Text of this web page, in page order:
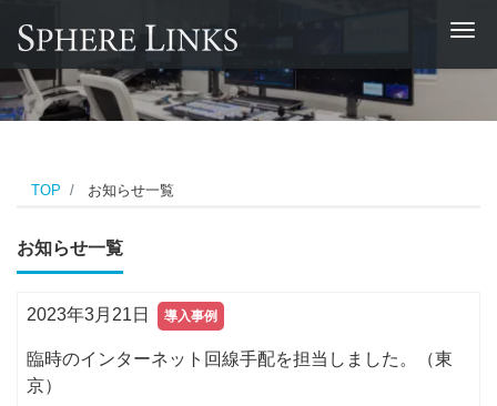
ライブ配信・ネット番組制作
イベントサポート実績0社
TOP お知らせ一覧
お知らせ一覧
2023年3月21日 導入事例
臨時のインターネット回線手配を担当しました。（東
京）